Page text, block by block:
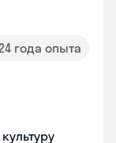
года опыта